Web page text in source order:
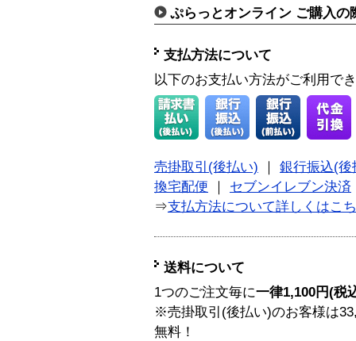
ぷらっとオンライン ご購入の
支払方法について
以下のお支払い方法がご利用で
売掛取引(後払い)
銀行振込(後
換宅配便
セブンイレブン決済
⇒支払方法について詳しくはこ
送料について
1つのご注文毎に一律1,100円(税
※売掛取引(後払い)のお客様は
無料！